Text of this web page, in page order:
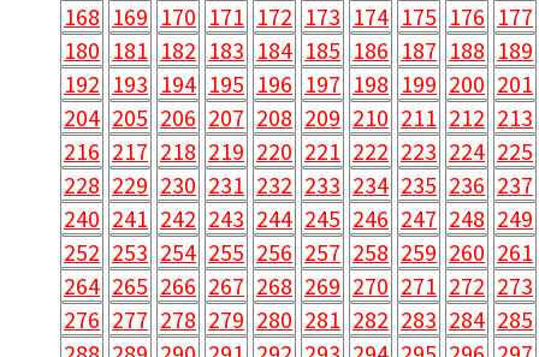
168 169 170 171 172 173 174 175 176 177
180 181 182 183 184 185 186 187 188 189
192 193 194 195 196 197 198 199 200 201
204 205 206 207 208 209 210 211 212 213
216 217 218 219 220 221 222 223 224 225
228 229 230 231 232 233 234 235 236 237
240 241 242 243 244 245 246 247 248 249
252 253 254 255 256 257 258 259 260 261
264 265 266 267 268 269 270 271 272 273
276 277 278 279 280 281 282 283 284 285